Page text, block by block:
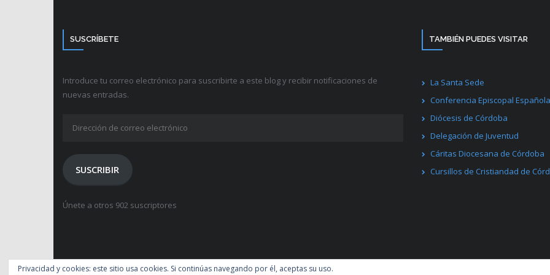
SUSCRÍBETE
Introduce tu correo electrónico para suscribirte a este blog y recibir notificaciones de
nuevas entradas.
electrónico
SUSCRIBIR
Únete a otros 902 suscriptores
TAMBIÉN PUEDES VISITAR
La Santa Sede
Conferencia Episcopal Española
Diócesis de Córdoba
Delegación de Juventud
Cáritas Diocesana de Córdoba
Cursillos de Cristiandad de
Desarrollado por Think Up Themes Ltd. Creado conWordPress.
Privacidad y cookies: este sitio usa cookies. Si continúas navegando por él, aceptas su uso.